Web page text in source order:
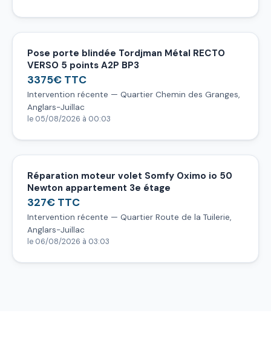
Pose porte blindée Tordjman Métal RECTO
VERSO 5 points A2P BP3
3375€ TTC
Intervention récente — Quartier Chemin des Granges,
Anglars-Juillac
le 05/08/2026 à 00:03
Réparation moteur volet Somfy Oximo io 50
Newton appartement 3e étage
327€ TTC
Intervention récente — Quartier Route de la Tuilerie,
Anglars-Juillac
le 06/08/2026 à 03:03